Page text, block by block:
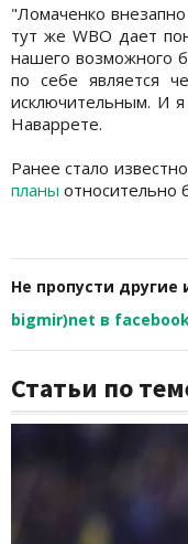
"Ломаченко
тут же WBO дает
нашего возможного
по себе является
исключительным. И
Наваррете.
Ранее стало
планы относительно
Не пропусти
bigmir)net в
Статьи по